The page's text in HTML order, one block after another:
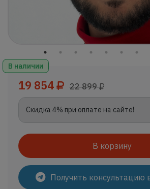
В наличии
19 854 22 899
Скидка 4% при оплате на сайте!
В корзину
Получить консультацию